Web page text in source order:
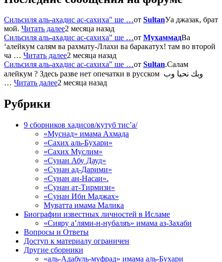
Сильсиля аль-ахадис ас-сахиха" ше …от SultanУа джазак, брат
мой. Читать далее2 месяца назад
Сильсиля аль-ахадис ас-сахиха" ше …от МухаммадВа
‘алейкум салям ва рахмату-Ллахи ва баракатух! там во второй
ча … Читать далее2 месяца назад
Сильсиля аль-ахадис ас-сахиха" ше …от Sultan.Салам
алейкум ? Здесь разве нет опечатки в русском وبك نحيا وب
… Читать далее2 месяца назад
Рубрики
9 сборников хадисов/кутуб тис’а/
«Муснад» имама Ахмада
«Сахих аль-Бухари»
«Сахих Муслим»
«Сунан Абу Дауд»
«Сунан ад-Дарими»
«Сунан ан-Насаи».
«Сунан ат-Тирмизи»
«Сунан Ибн Маджах»
Муватта имама Малика
Биографии известных личностей в Исламе
«Сияру а’лями-н-нубаляъ» имама аз-Захаби
Вопросы и Ответы
Доступ к материалу ограничен
Другие сборники
«аль-Адабуль-муфрад» имама аль-Бухари